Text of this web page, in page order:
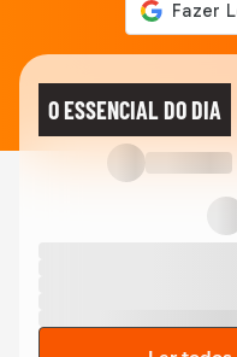
O ESSENCIAL DO DIA